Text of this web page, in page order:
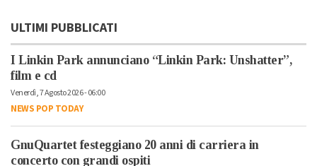
ULTIMI PUBBLICATI
I Linkin Park annunciano “Linkin Park: Unshatter”,
film e cd
Venerdì, 7 Agosto 2026 - 06:00
NEWS POP TODAY
GnuQuartet festeggiano 20 anni di carriera in
concerto con grandi ospiti